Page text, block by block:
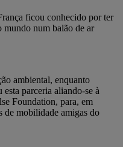
ficou conhecido por ter
mundo num balão de ar
ambiental, enquanto
parceria aliando-se à
Foundation, para, em
de mobilidade amigas do